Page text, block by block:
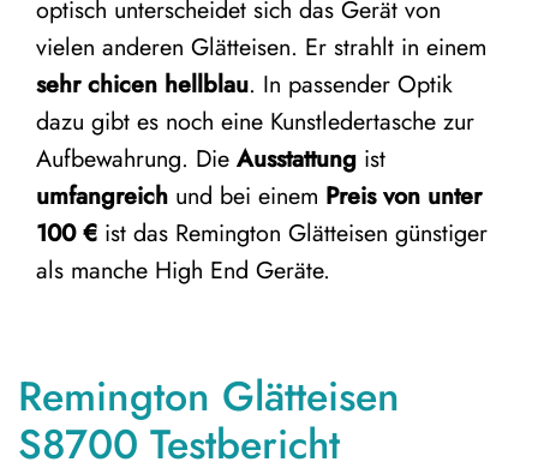
optisch unterscheidet sich das Gerät von
vielen anderen Glätteisen. Er strahlt in einem
sehr chicen hellblau. In passender Optik
dazu gibt es noch eine Kunstledertasche zur
Aufbewahrung. Die Ausstattung ist
umfangreich und bei einem Preis von unter
100 € ist das Remington Glätteisen günstiger
als manche High End Geräte.
Remington Glätteisen
S8700 Testbericht